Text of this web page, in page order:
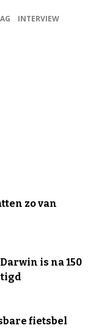
INTERVIEW
zo van
is na 150
fietsbel